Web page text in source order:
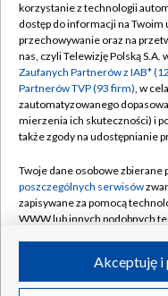
©2026 Telewizja
korzystanie z technologii
dostęp do informacji na
przechowywanie oraz na
nas, czyli Telewizję Polską S.A.
Zaufanych Partnerów z IAB*
Partnerów TVP (93 firm), w
zautomatyzowanego
mierzenia ich skuteczności) i
także zgody na udostępnianie
Twoje dane osobowe zbierane
poszczególnych serwisów
zapisywane za pomocą
WWW lub innych podobnych
ruchu w Internecie.Akceptuję i